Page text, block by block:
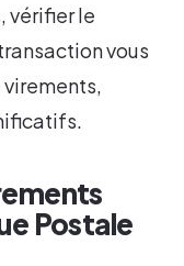
vérifier le
vous
Postale